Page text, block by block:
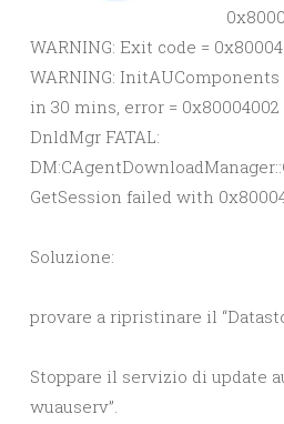
WARNING: Exit code =
WARNING:
in 30 mins, error = 0x80004002
DnldMgr FATAL:
GetSession failed with
Soluzione:
provare a ripristinare il
Stoppare il servizio di update
wuauserv”.